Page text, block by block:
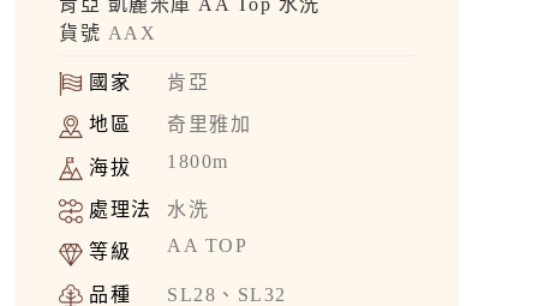
肯亞 凱麗米庫 AA Top 水洗
貨號 AAX
國家 肯亞
地區 奇里雅加
海拔 1800m
處理法 水洗
等級 AA TOP
品種 SL28、SL32